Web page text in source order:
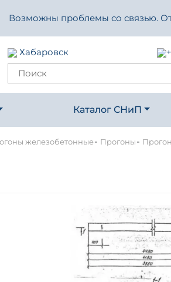
Возможны проблемы со связью.
Хабаровск
Каталог СНиП
железобетонные- Прогоны-